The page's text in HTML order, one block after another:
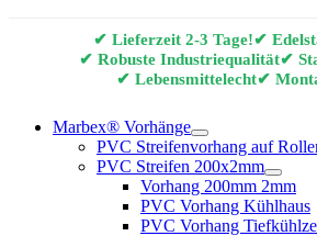
✔ Lieferzeit 2-3 Tage!✔
✔ Robuste Industriequalität✔
✔ Lebensmittelecht✔
Marbex® Vorhänge
PVC Streifenvorhang auf
PVC Streifen 200x2mm
Vorhang 200mm 2mm
PVC Vorhang Kühlhaus
PVC Vorhang